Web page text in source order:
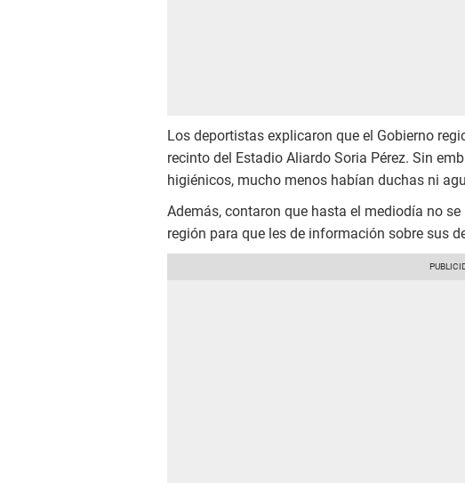
Los deportistas explicaron que el Gobierno
recinto del Estadio Aliardo Soria Pérez. Sin
higiénicos, mucho menos habían duchas ni
Además, contaron que hasta el mediodía no
región para que les de información sobre sus